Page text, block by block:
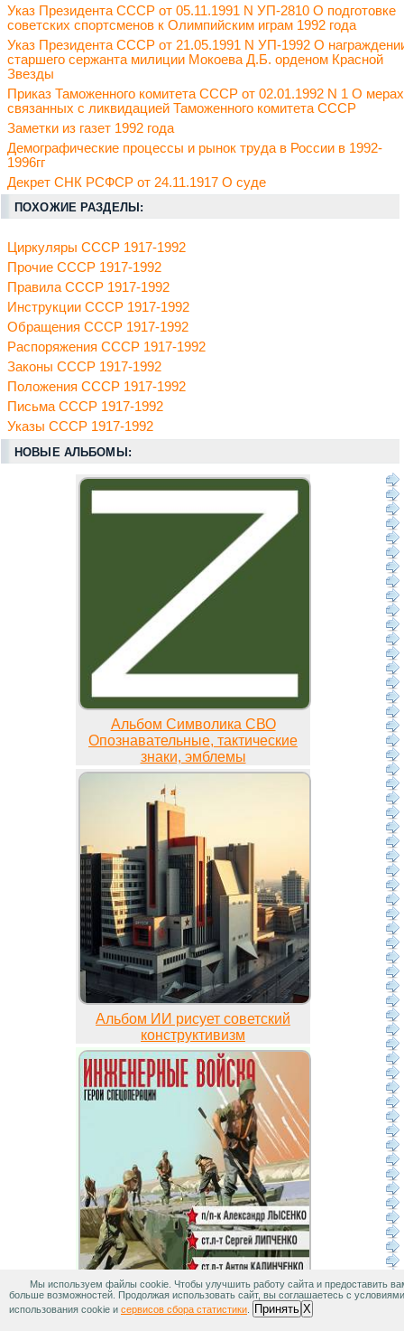
Указ Президента СССР от 05.11.1991 N УП-2810 О подготовке
советских спортсменов к Олимпийским играм 1992 года
Указ Президента СССР от 21.05.1991 N УП-1992 О
старшего сержанта милиции Мокоева Д.Б. орденом Красной
Звезды
Приказ Таможенного комитета СССР от 02.01.1992 N 1 О
связанных с ликвидацией Таможенного комитета СССР
Заметки из газет 1992 года
Демографические процессы и рынок труда в России в 1992-
1996гг
Декрет СНК РСФСР от 24.11.1917 О суде
ПОХОЖИЕ РАЗДЕЛЫ:
Циркуляры СССР 1917-1992
Прочие СССР 1917-1992
Правила СССР 1917-1992
Инструкции СССР 1917-1992
Обращения СССР 1917-1992
Распоряжения СССР 1917-1992
Законы СССР 1917-1992
Положения СССР 1917-1992
Письма СССР 1917-1992
Указы СССР 1917-1992
НОВЫЕ АЛЬБОМЫ:
Альбом Символика СВО
Опознавательные, тактические
знаки, эмблемы
Альбом ИИ рисует советский
конструктивизм
Альбом Боевой листок
Мы используем файлы cookie. Чтобы улучшить работу сайта и предоставить
больше возможностей. Продолжая использовать сайт, вы соглашаетесь с условиями
использования cookie и сервисов сбора статистики Принять X